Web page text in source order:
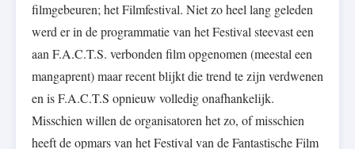
filmgebeuren; het Filmfestival. Niet zo heel lang geleden
werd er in de programmatie van het Festival steevast een
aan F.A.C.T.S. verbonden film opgenomen (meestal een
mangaprent) maar recent blijkt die trend te zijn verdwenen
en is F.A.C.T.S opnieuw volledig onafhankelijk.
Misschien willen de organisatoren het zo, of misschien
heeft de opmars van het Festival van de Fantastische Film